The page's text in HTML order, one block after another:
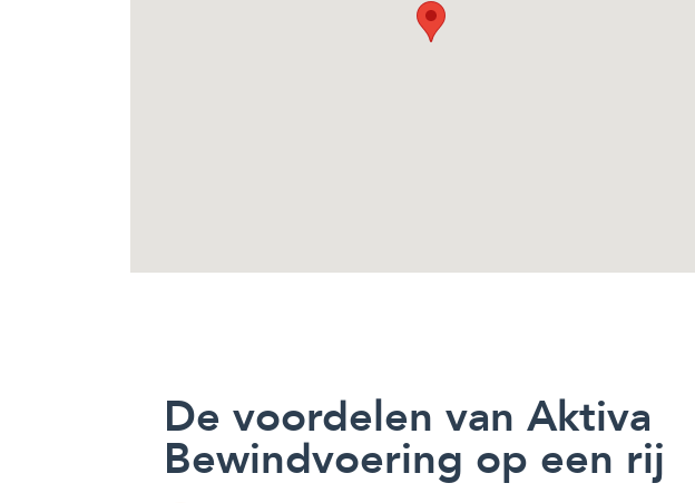
De voordelen van Aktiva
Bewindvoering op een rij